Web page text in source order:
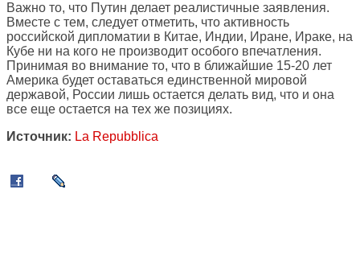
Важно то, что Путин делает реалистичные заявления.
Вместе с тем, следует отметить, что активность
российской дипломатии в Китае, Индии, Иране, Ираке, на
Кубе ни на кого не производит особого впечатления.
Принимая во внимание то, что в ближайшие 15-20 лет
Америка будет оставаться единственной мировой
державой, России лишь остается делать вид, что и она
все еще остается на тех же позициях.
Источник: La Repubblica